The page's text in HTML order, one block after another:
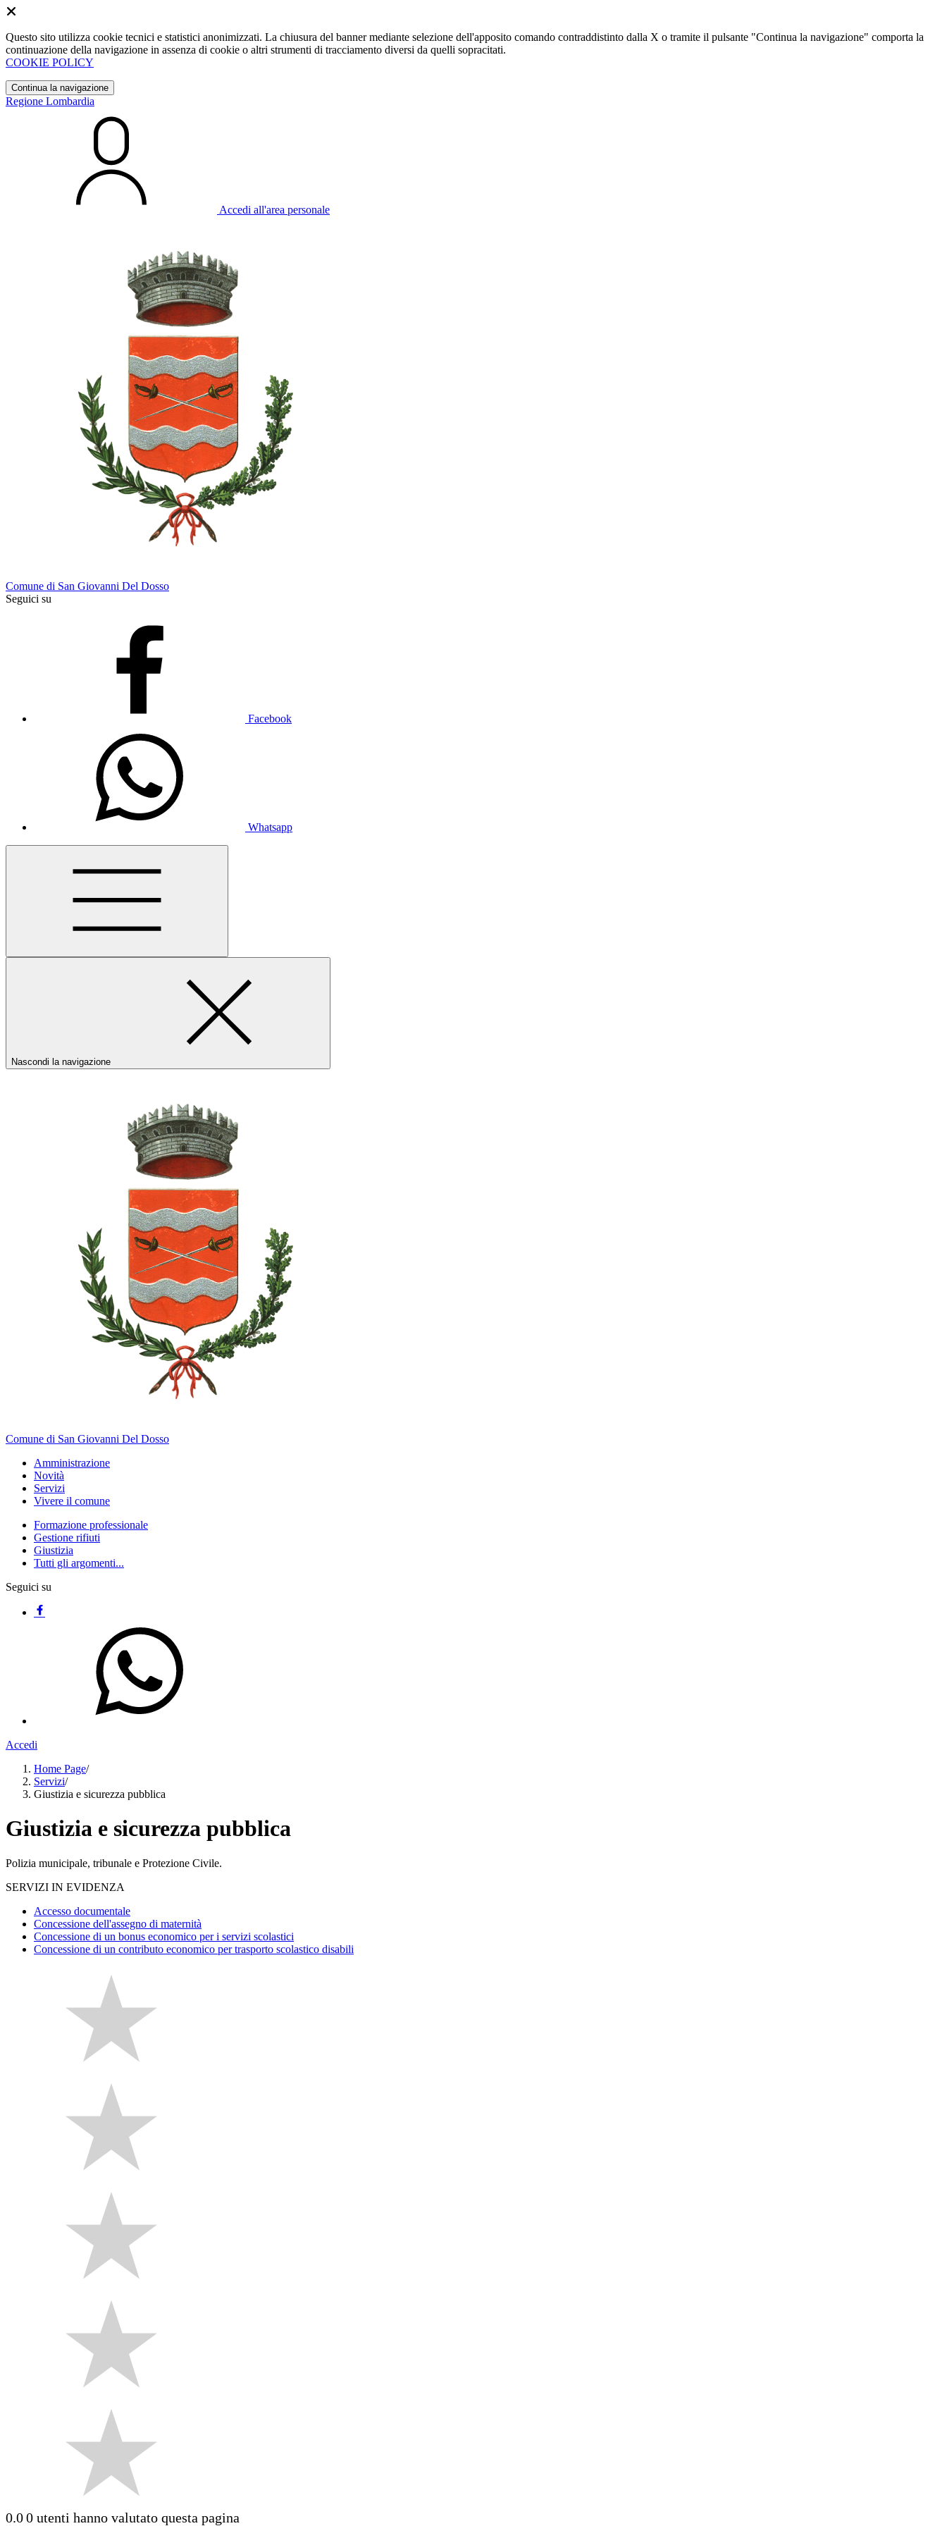
Questo sito utilizza cookie tecnici e statistici anonimizzati. La chiusura del banner mediante selezione dell'apposito comando contraddistinto dalla X o tramite il pulsante "Continua la navigazione" comporta la
continuazione della navigazione in assenza di cookie o altri strumenti di tracciamento diversi da quelli sopracitati.
COOKIE POLICY
Continua la navigazione
Regione Lombardia
Accedi all'area personale
Comune di San Giovanni Del Dosso
Seguici su
Facebook
Whatsapp
Nascondi la navigazione
Comune di San Giovanni Del Dosso
Amministrazione
Novità
Servizi
Vivere il comune
Formazione professionale
Gestione rifiuti
Giustizia
Tutti gli argomenti...
Seguici su
Accedi
Home Page/
Servizi/
Giustizia e sicurezza pubblica
Giustizia e sicurezza pubblica
Polizia municipale, tribunale e Protezione Civile.
SERVIZI IN EVIDENZA
Accesso documentale
Concessione dell'assegno di maternità
Concessione di un bonus economico per i servizi scolastici
Concessione di un contributo economico per trasporto scolastico disabili
0.00 utenti hanno valutato questa pagina